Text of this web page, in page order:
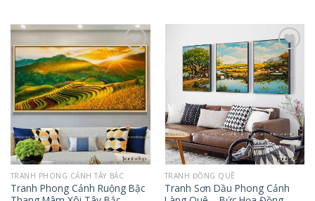
Add to
Wishlist
TRANH PHONG CẢNH TÂY BẮC
Tranh Phong Cảnh Ruộng Bậc
Add to
Wishlist
TRANH ĐỒNG QUÊ
Tranh Sơn Dầu Phong Cảnh